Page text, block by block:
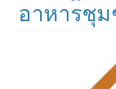
อาหารชุ